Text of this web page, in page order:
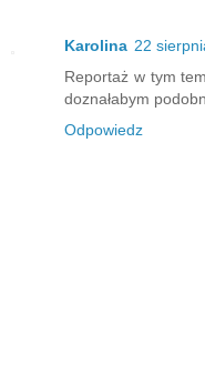
Karolina 22
Reportaż w tym
doznałabym
Odpowiedz